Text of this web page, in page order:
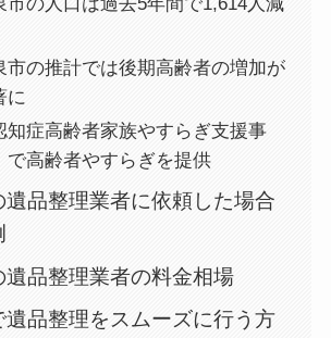
市の人口は過去5年間で1,614人減
市の推計では後期高齢者の増加が
に
知症高齢者家族やすらぎ支援事
で高齢者やすらぎを提供
遺品整理業者に依頼した場合
遺品整理業者の料金相場
遺品整理をスムーズに行う方